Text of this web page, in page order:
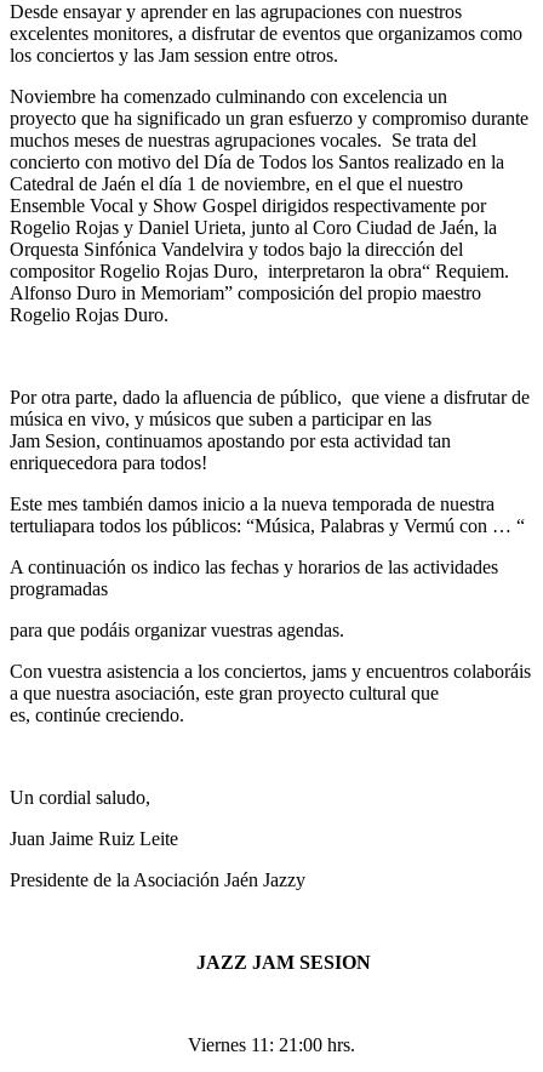
Desde ensayar y aprender en las agrupaciones con nuestros
excelentes monitores, a disfrutar de eventos que organizamos como
los conciertos y las Jam session entre otros.
Noviembre ha comenzado culminando con excelencia un
proyecto que ha significado un gran esfuerzo y compromiso durante
muchos meses de nuestras agrupaciones vocales. Se trata del
concierto con motivo del Día de Todos los Santos realizado en la
Catedral de Jaén el día 1 de noviembre, en el que el nuestro
Ensemble Vocal y Show Gospel dirigidos respectivamente por
Rogelio Rojas y Daniel Urieta, junto al Coro Ciudad de Jaén, la
Orquesta Sinfónica Vandelvira y todos bajo la dirección del
compositor Rogelio Rojas Duro, interpretaron la obra“ Requiem.
Alfonso Duro in Memoriam” composición del propio maestro
Rogelio Rojas Duro.
Por otra parte, dado la afluencia de público, que viene a disfrutar de
música en vivo, y músicos que suben a participar en las
Jam Sesion, continuamos apostando por esta actividad tan
enriquecedora para todos!
Este mes también damos inicio a la nueva temporada de nuestra
tertuliapara todos los públicos: “Música, Palabras y Vermú con … “
A continuación os indico las fechas y horarios de las actividades
programadas
para que podáis organizar vuestras agendas.
Con vuestra asistencia a los conciertos, jams y encuentros colaboráis
a que nuestra asociación, este gran proyecto cultural que
es, continúe creciendo.
Un cordial saludo,
Juan Jaime Ruiz Leite
Presidente de la Asociación Jaén Jazzy
JAZZ JAM SESION
Viernes 11: 21:00 hrs.